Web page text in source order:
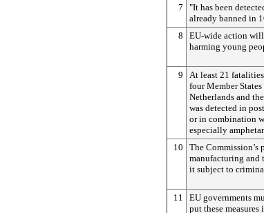
7
"It has been
already banned in
8
EU-wide action
harming young
9
At least 21
four Member
Netherlands and
was detected in
or in combination
especially
10
The Commission’s
manufacturing and
it subject to
11
EU governments
put these